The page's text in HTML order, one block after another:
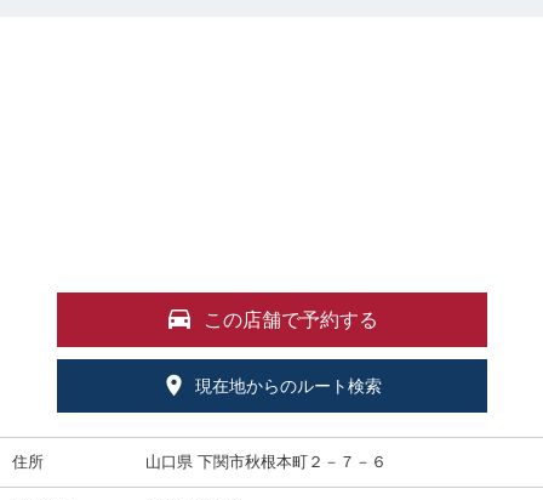
この店舗で予約する
現在地からのルート検索
住所 山口県 下関市秋根本町２－７－６